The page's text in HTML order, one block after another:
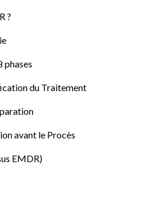
?
phases
du Traitement
avant le Procès
EMDR)